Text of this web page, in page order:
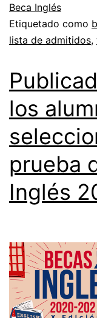
Beca Inglés
Etiquetado como
lista de admitidos,
los
prueba
Inglés